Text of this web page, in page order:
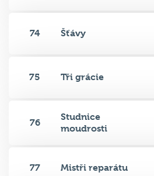
74 Šťávy
75 Tři grácie
76
Studnice
moudrosti
77 Mistři reparátu